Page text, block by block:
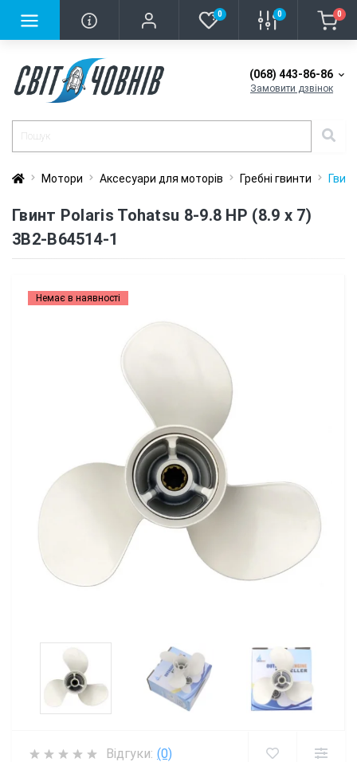
0 0 0
(068) 443-86-86
Замовити дзвінок
Мотори Аксесуари для моторів Гребні гвинти
Гвинт Polaris Tohatsu 8-9.8 HP (8.9 x 7)
3B2-B64514-1
Немає в наявності
Відгуки: (0)